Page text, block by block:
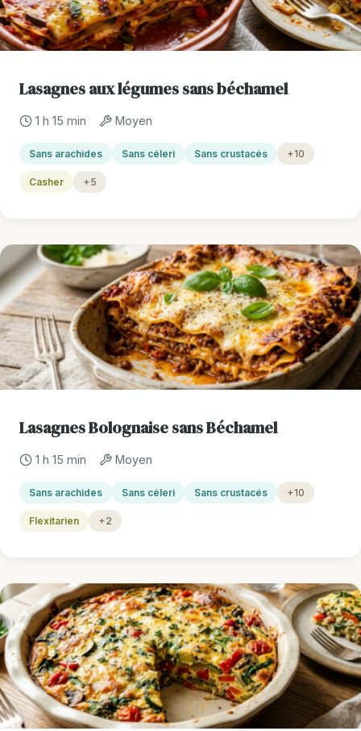
Lasagnes aux légumes sans béchamel
1 h 15 min Moyen
Sans arachides Sans céleri Sans crustacés +10
Casher +5
Lasagnes Bolognaise sans Béchamel
1 h 15 min Moyen
Sans arachides Sans céleri Sans crustacés +10
Flexitarien +2